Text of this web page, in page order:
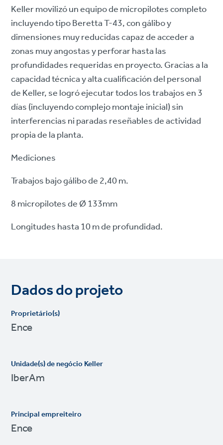
Keller movilizó un equipo de micropilotes completo
incluyendo tipo Beretta T-43, con gálibo y
dimensiones muy reducidas capaz de acceder a
zonas muy angostas y perforar hasta las
profundidades requeridas en proyecto. Gracias a la
capacidad técnica y alta cualificación del personal
de Keller, se logró ejecutar todos los trabajos en 3
días (incluyendo complejo montaje inicial) sin
interferencias ni paradas reseñables de actividad
propia de la planta.
Mediciones
Trabajos bajo gálibo de 2,40 m.
8 micropilotes de Ø 133mm
Longitudes hasta 10 m de profundidad.
Dados do projeto
Proprietário(s)
Ence
Unidade(s) de negócio Keller
IberAm
Principal empreiteiro
Ence